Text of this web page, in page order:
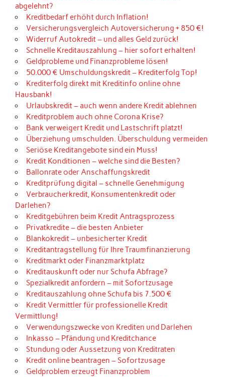
abgelehnt?
Kreditbedarf erhöht durch Inflation!
Versicherungsvergleich Autoversicherung + 850 €!
Widerruf Autokredit – und alles Geld zurück!
Schnelle Kreditauszahlung – hier sofort erhalten!
Geldprobleme und Finanzprobleme lösen!
50.000 € Umschuldungskredit – Krediterfolg Top!
Krediterfolg direkt mit Kreditinfo online ohne
Hausbank!
Urlaubskredit – auch wenn andere Kredit ablehnen
Kreditproblem auch ohne Corona Krise?
Bank verweigert Kredit und Lastschrift platzt!
Überziehung umschulden. Überschuldung vermeiden
Seriöse Kreditangebote sind ein Muss!
Kredit Konditionen – welche sind die Besten?
Ballonrate oder Anschaffungskredit
Kreditprüfung digital – schnelle Genehmigung
Verbraucherkredit, Konsumentenkredit oder
Darlehen?
Kreditgebühren beim Kredit Antragsprozess
Privatkredite – die besten Anbieter
Blankokredit – unbesicherter Kredit
Kreditantragstellung für Ihre Traumfinanzierung
Kreditmarkt oder Finanzmarktplatz
Kreditauskunft oder nur Schufa Abfrage?
Spezialkredit anfordern – mit Sofortzusage
Kreditauszahlung ohne Schufa bis 7.500 €
Kredit Vermittler für professionelle Kredit
Vermittlung!
Verwendungszwecke von Krediten und Darlehen
Inkasso – Pfändung und Kreditchance
Stundung oder Aussetzung von Kreditraten
Kredit online beantragen – Sofortzusage
Geldproblem erzeugt Finanzproblem